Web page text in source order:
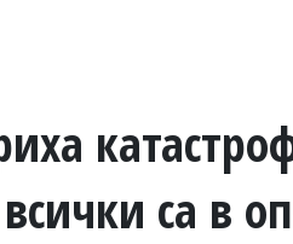
са в